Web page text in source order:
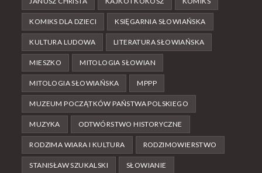
KOMIKS DLA DZIECI KSIĘGARNIA SŁOWIAŃSKA
KULTURA LUDOWA LITERATURA SŁOWIAŃSKA
MIESZKO MITOLOGIA SŁOWIAN
MITOLOGIA SŁOWIAŃSKA MPPP
MUZEUM POCZĄTKÓW PAŃSTWA POLSKIEGO
MUZYKA ODTWÓRSTWO HISTORYCZNE
RODZIMA WIARA I KULTURA RODZIMOWIERSTWO
STANISŁAW SZUKALSKI SŁOWIANIE